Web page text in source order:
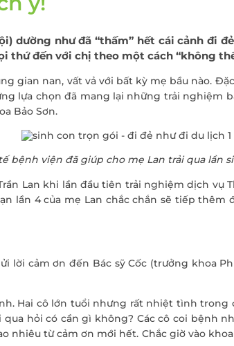
Cấy que
Sàng lọc
Tiêm
và người
dinh
Điều trị
Hỗ trợ
dường như đã “thấm” hết cái cảnh đi
thứ đến với chị theo một cách “không
gian nan, vất vả với bất kỳ mẹ bầu nào.
lựa chọn đã mang lại những trải nghiệm
Bảo Sơn.
bệnh viện đã giúp cho mẹ Lan trải qua lần
Lan khi lần đầu tiên trải nghiệm dịch vụ
lần 4 của mẹ Lan chắc chắn sẽ tiếp
cảm ơn đến Bác sỹ Cốc (trưởng khoa
Hai cô lớn tuổi nhưng rất nhiệt tình
qua hỏi có cần gì không? Các cô coi bệnh
từ cảm ơn mới hết. Chắc giờ vào